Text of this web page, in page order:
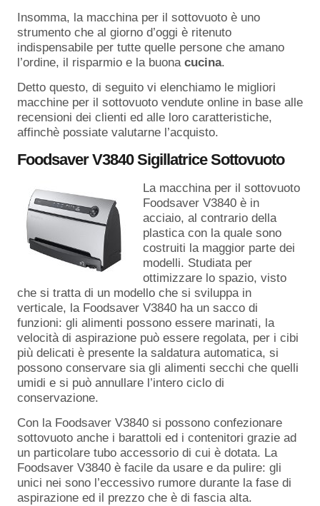
Insomma, la macchina per il sottovuoto è uno
strumento che al giorno d’oggi è ritenuto
indispensabile per tutte quelle persone che amano
l’ordine, il risparmio e la buona cucina.
Detto questo, di seguito vi elenchiamo le migliori
macchine per il sottovuoto vendute online in base alle
recensioni dei clienti ed alle loro caratteristiche,
affinchè possiate valutarne l’acquisto.
Foodsaver V3840 Sigillatrice Sottovuoto
La macchina per il sottovuoto
Foodsaver V3840 è in
acciaio, al contrario della
plastica con la quale sono
costruiti la maggior parte dei
modelli. Studiata per
ottimizzare lo spazio, visto
che si tratta di un modello che si sviluppa in
verticale, la Foodsaver V3840 ha un sacco di
funzioni: gli alimenti possono essere marinati, la
velocità di aspirazione può essere regolata, per i cibi
più delicati è presente la saldatura automatica, si
possono conservare sia gli alimenti secchi che quelli
umidi e si può annullare l’intero ciclo di
conservazione.
Con la Foodsaver V3840 si possono confezionare
sottovuoto anche i barattoli ed i contenitori grazie ad
un particolare tubo accessorio di cui è dotata. La
Foodsaver V3840 è facile da usare e da pulire: gli
unici nei sono l’eccessivo rumore durante la fase di
aspirazione ed il prezzo che è di fascia alta.